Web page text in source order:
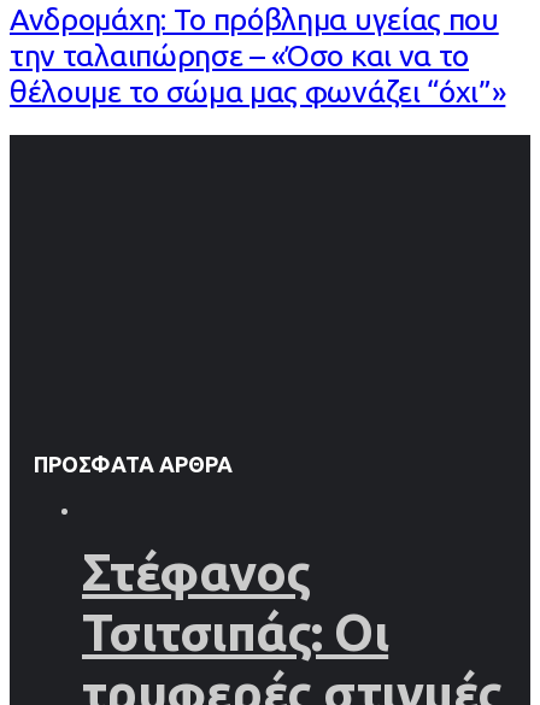
Ανδρομάχη: Το πρόβλημα υγείας που
την ταλαιπώρησε – «Όσο και να το
θέλουμε το σώμα μας φωνάζει “όχι”»
ΠΡΌΣΦΑΤΑ ΆΡΘΡΑ
Στέφανος
Τσιτσιπάς: Οι
τρυφερές στιγμές